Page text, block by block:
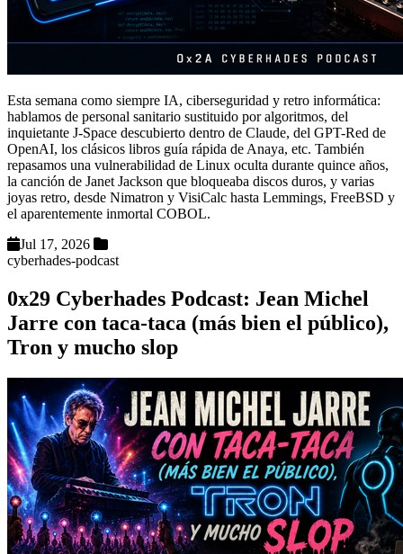
Esta semana como siempre IA, ciberseguridad y retro informática:
hablamos de personal sanitario sustituido por algoritmos, del
inquietante J-Space descubierto dentro de Claude, del GPT-Red de
OpenAI, los clásicos libros guía rápida de Anaya, etc. También
repasamos una vulnerabilidad de Linux oculta durante quince años,
la canción de Janet Jackson que bloqueaba discos duros, y varias
joyas retro, desde Nimatron y VisiCalc hasta Lemmings, FreeBSD y
el aparentemente inmortal COBOL.
Jul 17, 2026
cyberhades-podcast
0x29 Cyberhades Podcast: Jean Michel
Jarre con taca-taca (más bien el público),
Tron y mucho slop